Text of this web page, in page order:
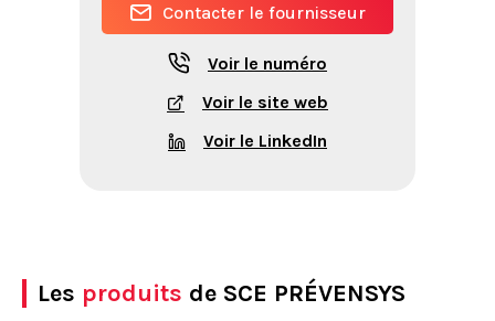
Contacter le fournisseur
Voir le numéro
Voir le site web
Voir le LinkedIn
Les produits de SCE PRÉVENSYS